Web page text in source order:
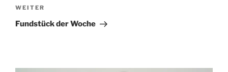
Nächster
Beitrag
WEITER
Fundstück der Woche